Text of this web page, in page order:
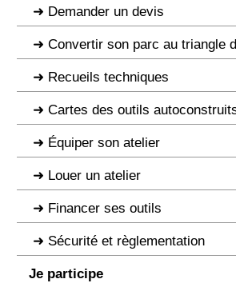
Demander un devis
Convertir son parc au triangle
Recueils techniques
Cartes des outils
Équiper son atelier
Louer un atelier
Financer ses outils
Sécurité et règlementation
Je participe